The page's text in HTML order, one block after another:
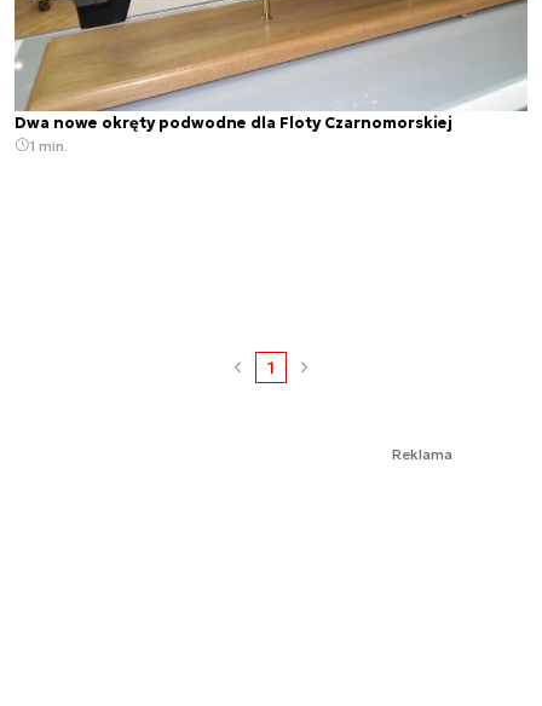
Dwa nowe okręty podwodne dla Floty Czarnomorskiej
1 min.
1
Reklama